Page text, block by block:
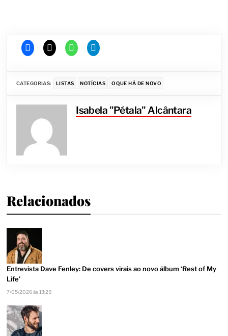
CATEGORIAS: LISTAS NOTÍCIAS O QUE HÁ DE NOVO
Isabela "Pétala" Alcântara
Relacionados
Entrevista Dave Fenley: De covers virais ao novo álbum ‘Rest of My
Life’
7/05/2026 às 13:25